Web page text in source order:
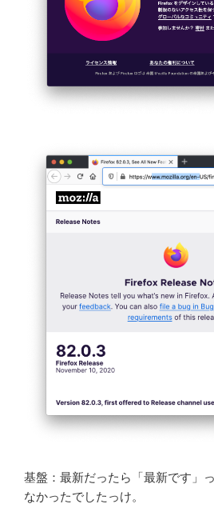
基盤：最新だったら「最新です」
なかったでしたっけ。